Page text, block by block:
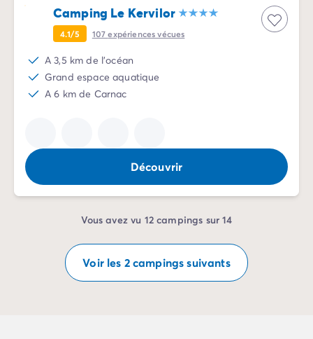
Camping Le Kervilor
4.1/5 107expériences vécues
A 3,5 km de l'océan
Grand espace aquatique
A 6 km de Carnac
Découvrir
Vous avez vu 12 campings sur 14
Voir les 2 campings suivants